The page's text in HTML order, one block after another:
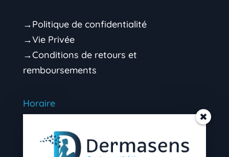
→Politique de confidentialité
→Vie Privée
→Conditions de retours et
remboursements
Horaire
Mardi 9h00 – 16h30 (soir sur rendez-vous)
Mercredi 9h00 – 16h30 (soir sur rendez-